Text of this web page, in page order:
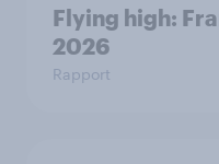
Flying high:
2026
Rapport